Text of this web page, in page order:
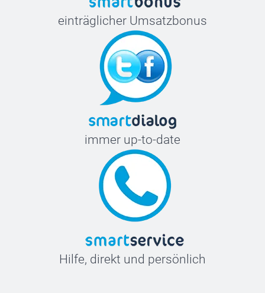
einträglicher Umsatzbonus
immer up-to-date
Hilfe, direkt und persönlich